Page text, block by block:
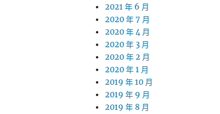
2021 年 6 月
2020 年 7 月
2020 年 4 月
2020 年 3 月
2020 年 2 月
2020 年 1 月
2019 年 10 月
2019 年 9 月
2019 年 8 月